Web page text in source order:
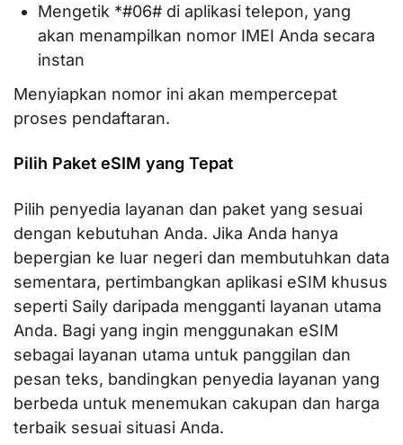
Mengetik *#06# di aplikasi telepon, yang
akan menampilkan nomor IMEI Anda secara
instan
Menyiapkan nomor ini akan mempercepat
proses pendaftaran.
Pilih Paket eSIM yang Tepat
Pilih penyedia layanan dan paket yang sesuai
dengan kebutuhan Anda. Jika Anda hanya
bepergian ke luar negeri dan membutuhkan data
sementara, pertimbangkan aplikasi eSIM khusus
seperti Saily daripada mengganti layanan utama
Anda. Bagi yang ingin menggunakan eSIM
sebagai layanan utama untuk panggilan dan
pesan teks, bandingkan penyedia layanan yang
berbeda untuk menemukan cakupan dan harga
terbaik sesuai situasi Anda.